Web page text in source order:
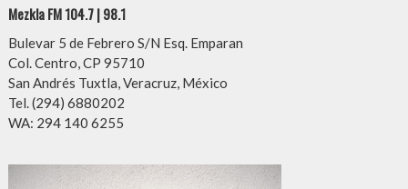
Mezkla FM 104.7 | 98.1
Bulevar 5 de Febrero S/N Esq. Emparan
Col. Centro, CP 95710
San Andrés Tuxtla, Veracruz, México
Tel. (294) 6880202
WA: 294 140 6255